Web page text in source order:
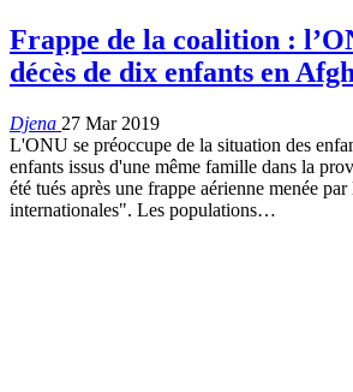
Frappe de la coalition :
décès de dix enfants en
Djena 27 Mar 2019
L'ONU se préoccupe de la situation des
enfants issus d'une même famille dans la
été tués après une frappe aérienne menée
internationales". Les populations…